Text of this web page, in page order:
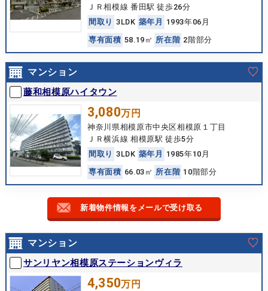
ＪＲ相模線 番田駅 徒歩26分
間 取 り 3LDK 築年 月
1993年06月
専有面積 58.19㎡ 所在 階 2階部分
マンション
藤和相模原ハイタウン
3,080万円
神奈川県相模原市中央区相模原１丁目
ＪＲ横浜線 相模原駅 徒歩5分
間 取 り 3LDK 築年 月
1985年10月
専有面積 66.03㎡ 所在 階 10階部分
新着物件情報をメールで受け取る
マンション
サンリヤン相模原ステーションヴィラ
4,350万円